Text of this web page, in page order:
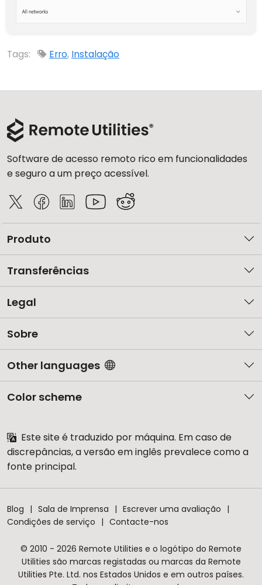
Tags: Erro, Instalação
Software de acesso remoto rico em funcionalidades
e seguro a um preço acessível.
Produto
Transferências
Legal
Sobre
Other languages
Color scheme
Este site é traduzido por máquina. Em caso de
discrepâncias, a versão em inglês prevalece como a
fonte principal.
Blog Sala de Imprensa
Escrever uma avaliação
Condições de serviço
Contacte-nos
© 2010 - 2026 Remote Utilities e o logótipo do Remote
Utilities são marcas registadas ou marcas da Remote
Utilities Pte. Ltd. nos Estados Unidos e em outros países.